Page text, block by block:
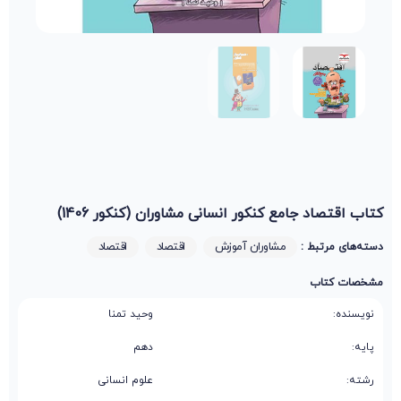
کتاب اقتصاد جامع کنکور انسانی مشاوران (کنکور 1406)
دسته‌های مرتبط : مشاوران آموزش اقتصاد اقتصاد
مشخصات کتاب
نویسنده: وحید تمنا
پایه: دهم
رشته: علوم انسانی